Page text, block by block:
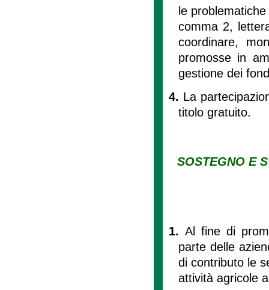
le
comma 2,
coordinare,
promosse in
gestione dei
4. La
titolo gratuito.
SOSTEGNO E
1. Al fine di
parte delle
di contributo le
attività agricole